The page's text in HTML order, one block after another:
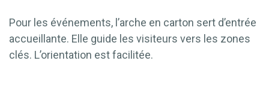
Pour les événements, l’arche en carton sert d’entrée
accueillante. Elle guide les visiteurs vers les zones
clés. L’orientation est facilitée.